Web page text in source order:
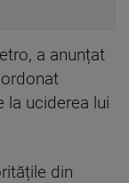
a anunțat
la uciderea lui
din